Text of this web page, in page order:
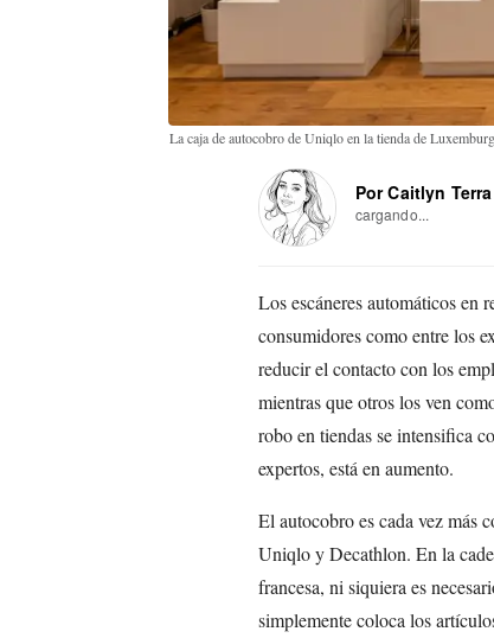
La caja de autocobro de Uniqlo en la tienda de
Por Caitlyn Terra
cargando...
Los escáneres automáticos en
consumidores como entre los
reducir el contacto con los
mientras que otros los ven
robo en tiendas se intensifica
expertos, está en aumento.
El autocobro es cada vez más
Uniqlo y Decathlon. En la
francesa, ni siquiera es
simplemente coloca los